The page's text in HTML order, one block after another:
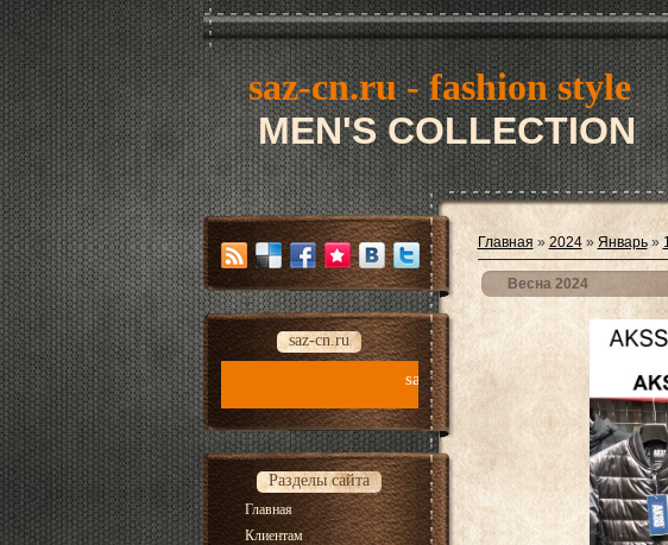
saz-cn.ru - fashion style
MEN'S COLLECTION
saz-cn.ru
saz-cn.ru - fashion style new collection 2026
Разделы сайта
Главная
Клиентам
Главная » 2024 » Январь »
Весна 2024